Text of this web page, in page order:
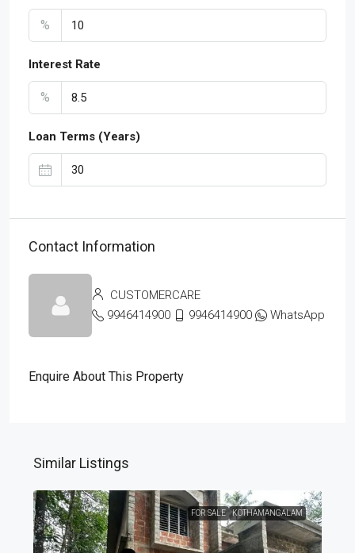
%
Interest Rate
%
Loan Terms (Years)
Contact Information
CUSTOMERCARE
9946414900
9946414900 WhatsApp
Enquire About This Property
Similar Listings
FOR SALE KOTHAMANGALAM